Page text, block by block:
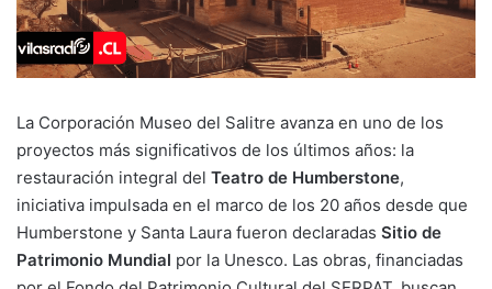
La Corporación Museo del Salitre avanza en uno de los
proyectos más significativos de los últimos años: la
restauración integral del Teatro de Humberstone,
iniciativa impulsada en el marco de los 20 años desde que
Humberstone y Santa Laura fueron declaradas Sitio de
Patrimonio Mundial por la Unesco. Las obras, financiadas